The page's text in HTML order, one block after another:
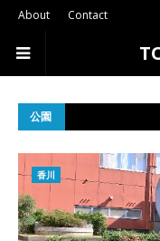
About Contact
公園
香川